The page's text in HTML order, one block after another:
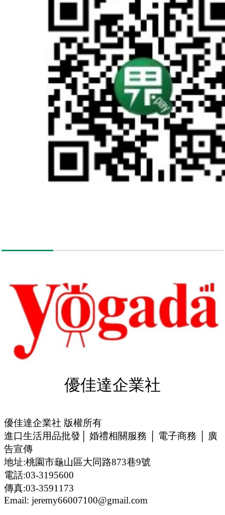
優佳達企業社
優佳達企業社 版權所有
進口生活用品批發│ 婚禮相關服務 │ 電子商務 │ 廣
告宣傳
地址:桃園市龜山區大同路873巷9號
電話:03-3195600
傳真:03-3591173
Email: jeremy66007100@gmail.com